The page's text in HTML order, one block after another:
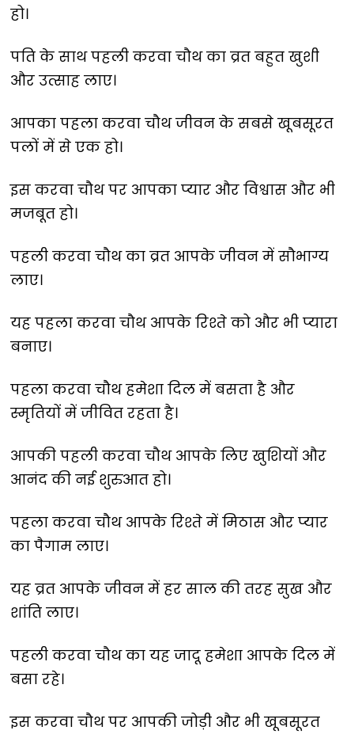
हो।
पति के साथ पहली करवा चौथ का व्रत बहुत खुशी
और उत्साह लाए।
आपका पहला करवा चौथ जीवन के सबसे खूबसूरत
पलों में से एक हो।
इस करवा चौथ पर आपका प्यार और विश्वास और भी
मजबूत हो।
पहली करवा चौथ का व्रत आपके जीवन में सौभाग्य
लाए।
यह पहला करवा चौथ आपके रिश्ते को और भी प्यारा
बनाए।
पहला करवा चौथ हमेशा दिल में बसता है और
स्मृतियों में जीवित रहता है।
आपकी पहली करवा चौथ आपके लिए खुशियों और
आनंद की नई शुरुआत हो।
पहला करवा चौथ आपके रिश्ते में मिठास और प्यार
का पैगाम लाए।
यह व्रत आपके जीवन में हर साल की तरह सुख और
शांति लाए।
पहली करवा चौथ का यह जादू हमेशा आपके दिल में
बसा रहे।
इस करवा चौथ पर आपकी जोड़ी और भी खूबसूरत